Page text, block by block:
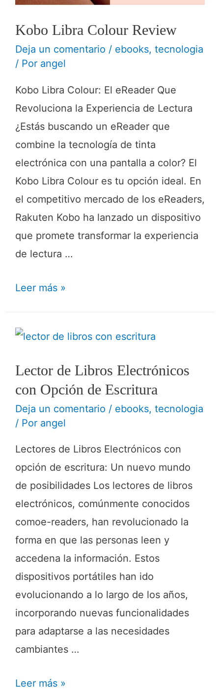
Kobo Libra Colour Review
Deja un comentario / ebooks, tecnologia
/ Por angel
Kobo Libra Colour: El eReader Que
Revoluciona la Experiencia de Lectura
¿Estás buscando un eReader que
combine la tecnología de tinta
electrónica con una pantalla a color? El
Kobo Libra Colour es tu opción ideal. En
el competitivo mercado de los eReaders,
Rakuten Kobo ha lanzado un dispositivo
que promete transformar la experiencia
de lectura …
Leer más »
Lector de Libros Electrónicos
con Opción de Escritura
Deja un comentario / ebooks, tecnologia
/ Por angel
Lectores de Libros Electrónicos con
opción de escritura: Un nuevo mundo
de posibilidades Los lectores de libros
electrónicos, comúnmente conocidos
comoe-readers, han revolucionado la
forma en que las personas leen y
accedena la información. Estos
dispositivos portátiles han ido
evolucionando a lo largo de los años,
incorporando nuevas funcionalidades
para adaptarse a las necesidades
cambiantes …
Leer más »